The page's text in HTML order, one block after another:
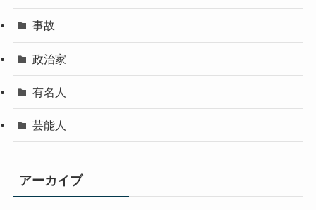
事故
政治家
有名人
芸能人
アーカイブ